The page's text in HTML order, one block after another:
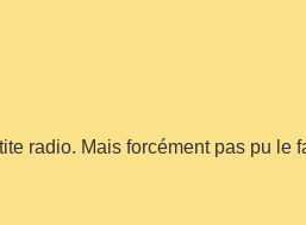
radio. Mais forcément pas pu le